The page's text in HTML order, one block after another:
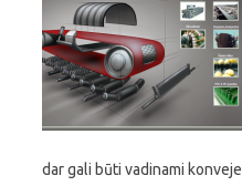
dar gali būti vadinami